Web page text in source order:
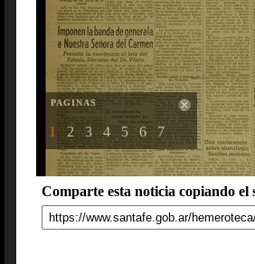
PAGINAS
1 2 3 4 5 6 7
Comparte esta noticia copiando el